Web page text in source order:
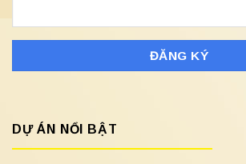
DỰ ÁN NỔI BẬT